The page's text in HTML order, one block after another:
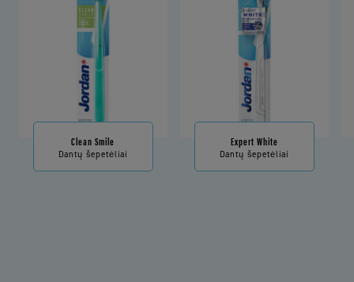
Clean Smile
Dantų šepetėliai
Expert White
Dantų šepetėliai